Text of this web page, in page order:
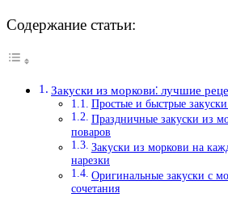
Содержание статьи:
Закуски из моркови⁚ лучшие
Простые и быстрые
Праздничные закуски из
поваров
Закуски из моркови на
нарезки
Оригинальные закуски с
сочетания